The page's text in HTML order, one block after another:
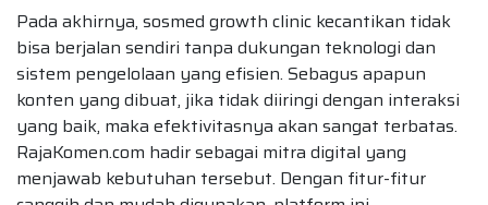
Pada akhirnya, sosmed growth clinic kecantikan tidak
bisa berjalan sendiri tanpa dukungan teknologi dan
sistem pengelolaan yang efisien. Sebagus apapun
konten yang dibuat, jika tidak diiringi dengan interaksi
yang baik, maka efektivitasnya akan sangat terbatas.
RajaKomen.com hadir sebagai mitra digital yang
menjawab kebutuhan tersebut. Dengan fitur-fitur